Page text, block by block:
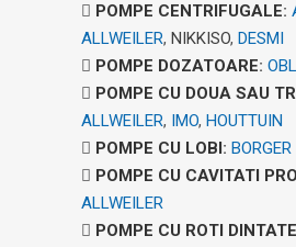
POMPE CENTRIFUGALE:
ALLWEILER, NIKKISO, DESMI
POMPE DOZATOARE: OBL
POMPE CU DOUA SAU
ALLWEILER, IMO, HOUTTUIN
POMPE CU LOBI: BORGER
POMPE CU CAVITATI
ALLWEILER
POMPE CU ROTI DINTATE